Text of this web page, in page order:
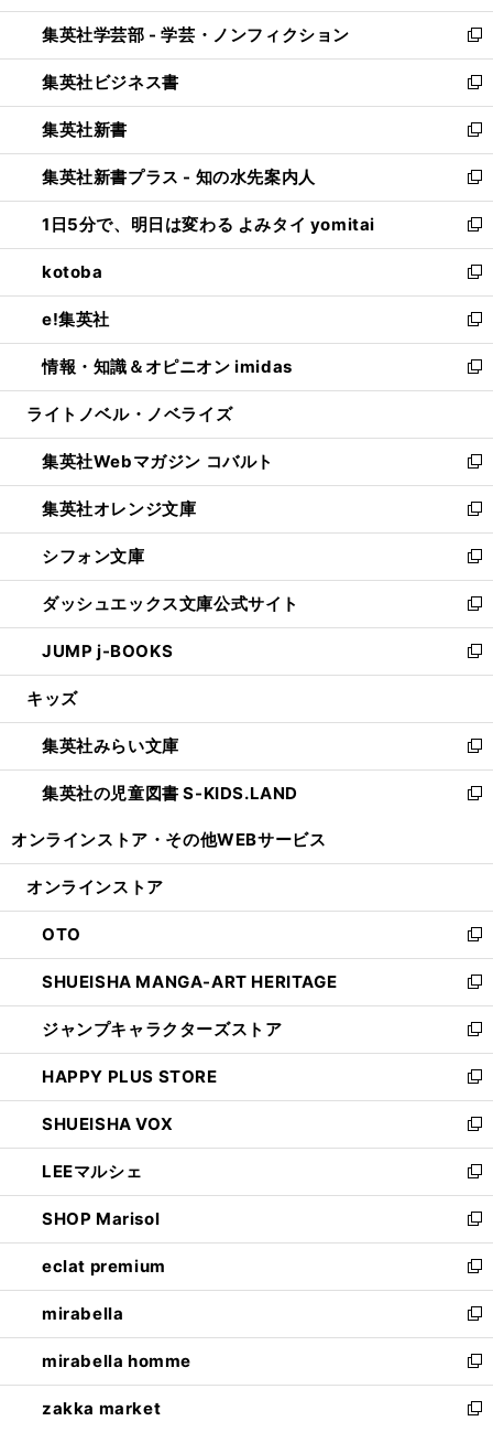
開
く
ウ
で
開
く
ン
ド
ウ
で
開
く
ウ
ィ
ン
ド
ウ
で
開
く
集英社学芸部 - 学芸・ノンフィクション
新
し
い
ウ
ィ
ン
ド
ウ
で
開
く
集英社ビジネス書
新
し
い
ウ
ィ
ン
ド
ウ
で
開
く
集英社新書
新
し
い
ウ
ィ
ン
ド
ウ
で
開
く
集英社新書プラス - 知の水先案内人
新
し
い
ウ
ィ
ン
ド
ウ
で
開
1日5分で、明日は変わる よみタイ yomitai
新
し
い
ウ
ィ
ン
ド
ウ
開
く
kotoba
新
し
い
ウ
ィ
ン
ウ
で
開
く
e!集英社
新
し
い
ウ
ン
ド
ウ
で
開
く
情報・知識＆オピニオン imidas
新
し
ウ
ィ
ン
ド
ウ
で
開
く
ライトノベル・ノベライズ
集英社Webマガジン コバルト
新
し
い
ウ
ィ
ン
ド
ウ
で
開
集英社オレンジ文庫
新
し
い
ウ
ィ
ン
ド
ウ
開
く
シフォン文庫
新
し
い
ウ
ィ
ン
ウ
で
開
く
ダッシュエックス文庫公式サイト
新
し
い
ウ
ン
ド
ウ
で
JUMP j-BOOKS
新
し
ウ
ィ
ン
ド
開
キッズ
集英社みらい文庫
新
し
い
ン
ウ
で
開
く
集英社の児童図書 S-KIDS.LAND
新
ウ
ン
ド
ウ
で
開
く
オンラインストア・ その他WEBサービス
オンラインストア
OTO
新
し
い
ウ
ィ
ン
ド
ウ
で
開
く
SHUEISHA MANGA-ART HERITAGE
新
し
い
ウ
ィ
ン
ド
ウ
で
開
く
ジャンプキャラクターズストア
新
し
い
ウ
ィ
ン
ド
ウ
で
開
く
HAPPY PLUS STORE
新
し
い
ウ
ィ
ン
ド
ウ
で
開
く
SHUEISHA VOX
新
し
い
ウ
ィ
ン
ド
ウ
で
開
く
LEEマルシェ
新
し
い
ウ
ィ
ン
ド
ウ
で
開
く
SHOP Marisol
新
し
い
ウ
ィ
ン
ド
ウ
で
eclat premium
新
し
い
ウ
ィ
ン
ド
mirabella
新
し
い
ウ
ィ
mirabella homme
新
し
い
zakka market
新